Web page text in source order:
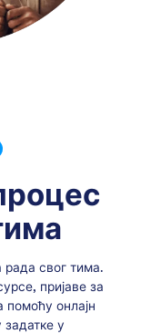
рада свог тима.
пријаве за
помоћу онлајн
у